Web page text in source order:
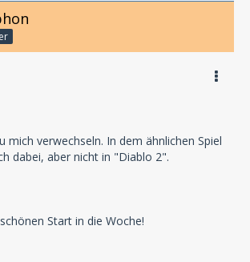
mich verwechseln. In dem ähnlichen Spiel
dabei, aber nicht in "Diablo 2".
Start in die Woche!